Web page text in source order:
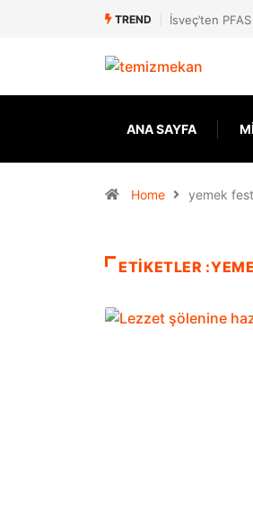
TREND İsveç’ten
ANA SAYFA
Home yemek
ETIKETLER